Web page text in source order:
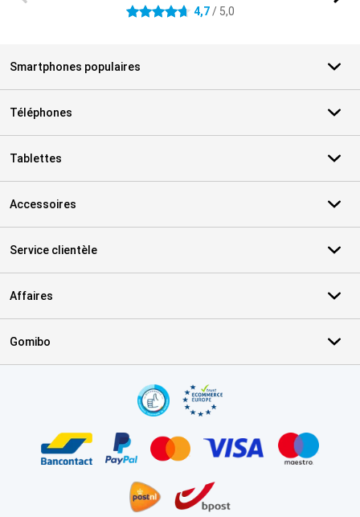
4.7 étoiles 4,7/ 5,0
Smartphones populaires
Téléphones
Tablettes
Accessoires
Service clientèle
Affaires
Gomibo